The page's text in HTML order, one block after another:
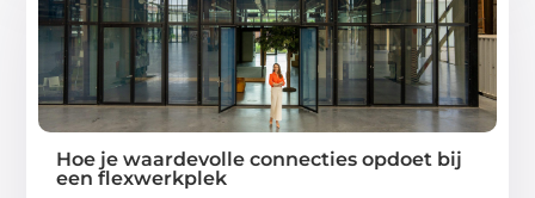
Hoe je waardevolle connecties opdoet bij
een flexwerkplek